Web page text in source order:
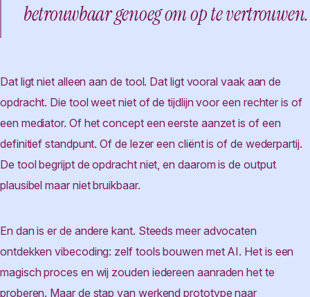
betrouwbaar genoeg om op te vertrouwen.
Dat ligt niet alleen aan de tool. Dat ligt vooral vaak aan de
opdracht. Die tool weet niet of de tijdlijn voor een rechter is of
een mediator. Of het concept een eerste aanzet is of een
definitief standpunt. Of de lezer een cliënt is of de wederpartij.
De tool begrijpt de opdracht niet, en daarom is de output
plausibel maar niet bruikbaar.
En dan is er de andere kant. Steeds meer advocaten
ontdekken vibecoding: zelf tools bouwen met AI. Het is een
magisch proces en wij zouden iedereen aanraden het te
proberen. Maar de stap van werkend prototype naar